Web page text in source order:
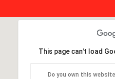
This page can't load
Do you own this